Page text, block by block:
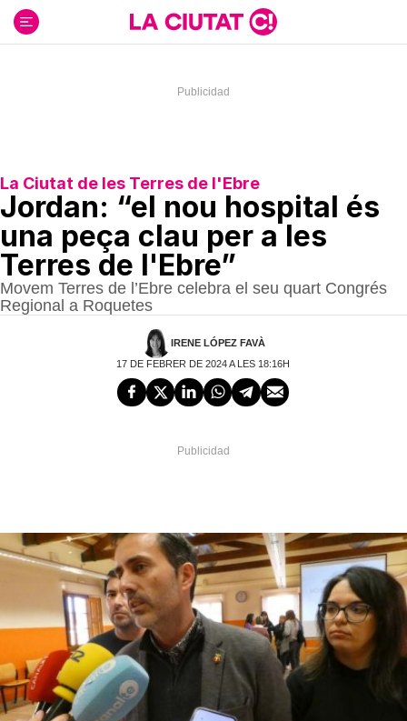
contenido
La Ciutat de les Terres de l'Ebre
Jordan: “el nou hospital és
una peça clau per a les
Terres de l'Ebre”
Movem Terres de l’Ebre celebra el seu quart Congrés
Regional a Roquetes
IRENE LÓPEZ FAVÀ
17 DE FEBRER DE 2024 A LES 18:16H